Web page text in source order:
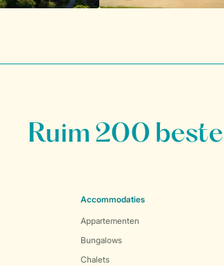
Ruim 200
Accommodaties
Appartementen
Bungalows
Chalets